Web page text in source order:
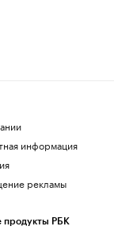
информация
рекламы
продукты РБК